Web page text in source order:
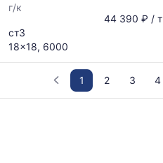
г/к
ст3
18x18, 6000
44 390 ₽ / т
1 2 3 4